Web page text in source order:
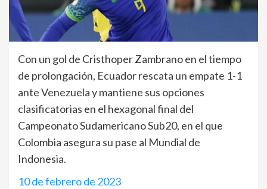
Con un gol de Cristhoper Zambrano en el tiempo
de prolongación, Ecuador rescata un empate 1-1
ante Venezuela y mantiene sus opciones
clasificatorias en el hexagonal final del
Campeonato Sudamericano Sub20, en el que
Colombia asegura su pase al Mundial de
Indonesia.
10 de febrero de 2023